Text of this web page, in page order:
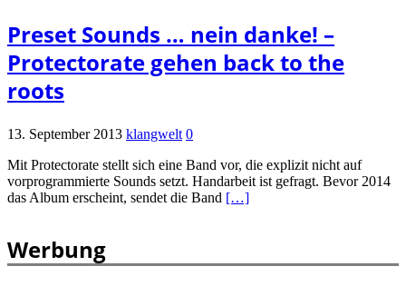
Preset Sounds … nein danke! –
Protectorate gehen back to the
roots
13. September 2013 klangwelt 0
Mit Protectorate stellt sich eine Band vor, die explizit nicht auf
vorprogrammierte Sounds setzt. Handarbeit ist gefragt. Bevor 2014
das Album erscheint, sendet die Band […]
Werbung